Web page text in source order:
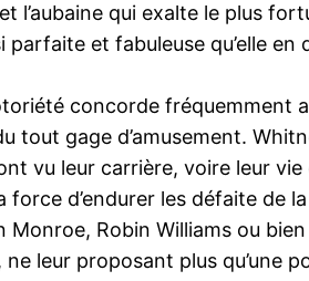
l’aubaine qui exalte le plus
et fabuleuse qu’elle en
concorde
tout gage d’amusement.
vu leur carrière, voire leur
force d’endurer les défaite
Monroe, Robin Williams ou
leur proposant plus qu’une